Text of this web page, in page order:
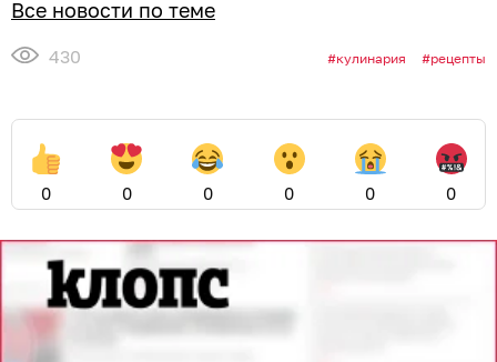
Все новости по теме
430 кулинария рецепты
0 0 0 0 0 0